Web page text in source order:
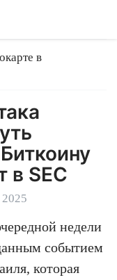
в
в SEC
недели
событием
которая